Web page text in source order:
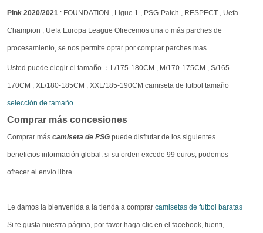
Pink 2020/2021 : FOUNDATION , Ligue 1 , PSG-Patch , RESPECT , Uefa
Champion , Uefa Europa League Ofrecemos una o más parches de
procesamiento, se nos permite optar por comprar parches mas
Usted puede elegir el tamaño ：L/175-180CM , M/170-175CM , S/165-
170CM , XL/180-185CM , XXL/185-190CM camiseta de futbol tamaño
selección de tamaño
Comprar más concesiones
Comprar más camiseta de PSG puede disfrutar de los siguientes
beneficios información global: si su orden excede 99 euros, podemos
ofrecer el envío libre.
Le damos la bienvenida a la tienda a comprar camisetas de futbol baratas
Si te gusta nuestra página, por favor haga clic en el facebook, tuenti,